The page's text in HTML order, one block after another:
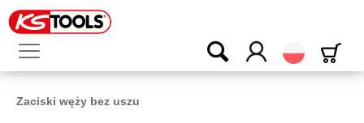
Polski
Zaciski węży bez uszu